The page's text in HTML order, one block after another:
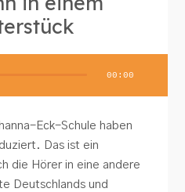
00:00
Eck-Schule haben
Das ist ein
die Hörer in eine andere
Deutschlands und